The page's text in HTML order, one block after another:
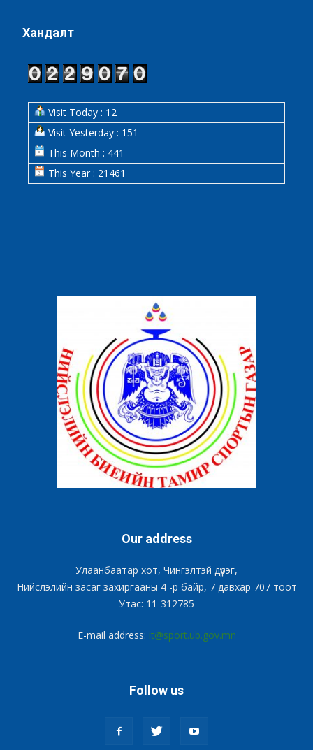
Хандалт
Visit Today : 12
Visit Yesterday : 151
This Month : 441
This Year : 21461
Our address
Улаанбаатар хот, Чингэлтэй дүүрэг,
Нийслэлийн засаг захиргааны 4 -р байр, 7 давхар 707 тоот
Утас: 11-312785
E-mail address: it@sport.ub.gov.mn
Follow us